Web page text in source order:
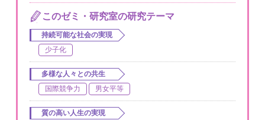
このゼミ・研究室の研究テーマ
持続可能な社会の実現
少子化
多様な人々との共生
国際競争力
男女平等
質の高い人生の実現